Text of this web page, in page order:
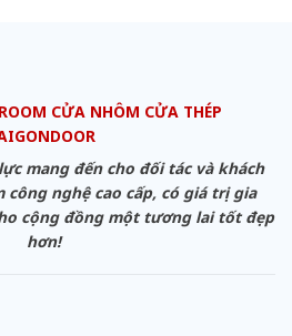
CỬA NHÔM CỬA THÉP
mang đến cho đối tác và khách
công nghệ cao cấp, có giá trị gia
cộng đồng một tương lai tốt đẹp
hơn!